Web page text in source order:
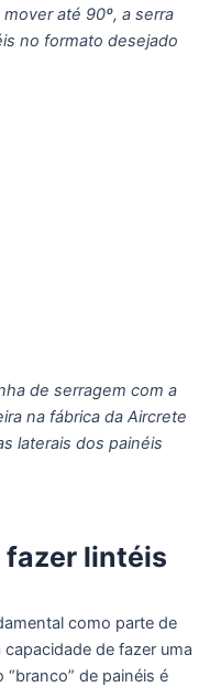
até 90º, a serra
no formato desejado
de serragem com a
na fábrica da Aircrete
laterais dos painéis
fazer lintéis
como parte de
de fazer uma
de painéis é